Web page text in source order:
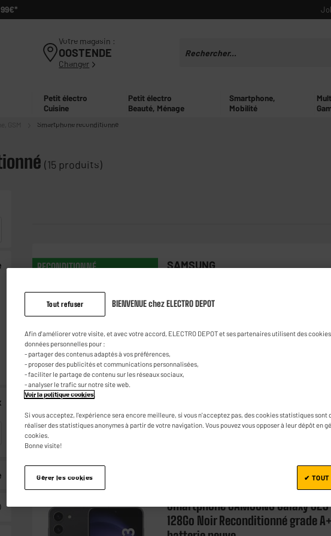
Votre magasin :
OOSTENDE
Changer
Petit électro
Cuisine
Petit électro
Beauté, Ménage
Smartphone,
Mobilité
Smartphone reconditionné
(15 produits)
RECONDITIONNÉ
Comparer
SAMSUNG
256Go Mauve Reconditionné
Ecran : 6,2", Dynamic AMOLED, 2340 x
1080p FHD+
Processeur : 3,39 Ghz Octo-Core, RAM 12
Smartphone SAMSUNG Galaxy S23
128Go Noir Reconditionné grade
Tout refuser BIENVENUE chez ELECTRO DEPOT
Afin d'améliorer votre visite, et avec votre accord, ELECTRO DEPOT et ses partenaires utilisent des
données personnelles pour :
- partager des contenus adaptés à vos préférences,
- proposer des publicités et communications personnalisées,
- faciliter le partage de contenu sur les réseaux sociaux,
- analyser le trafic sur notre site web.
Voir la politique cookies
Si vous acceptez, l'expérience sera encore meilleure, si vous n'acceptez pas, des cookies statistiques sont
réaliser des statistiques anonymes à partir de votre navigation. Vous pouvez vous opposer à leur dépôt en
cookies.
Bonne visite!
Gérer les cookies ✔ TOUT